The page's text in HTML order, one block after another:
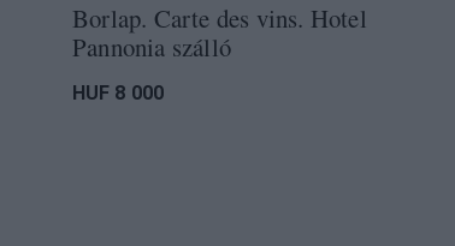
Borlap. Carte des vins. Hotel
Pannonia szálló
HUF 8 000